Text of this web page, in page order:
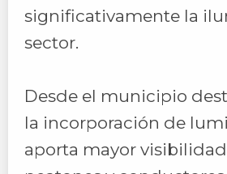
significativamente la
sector.
Desde el municipio
la incorporación de
aporta mayor